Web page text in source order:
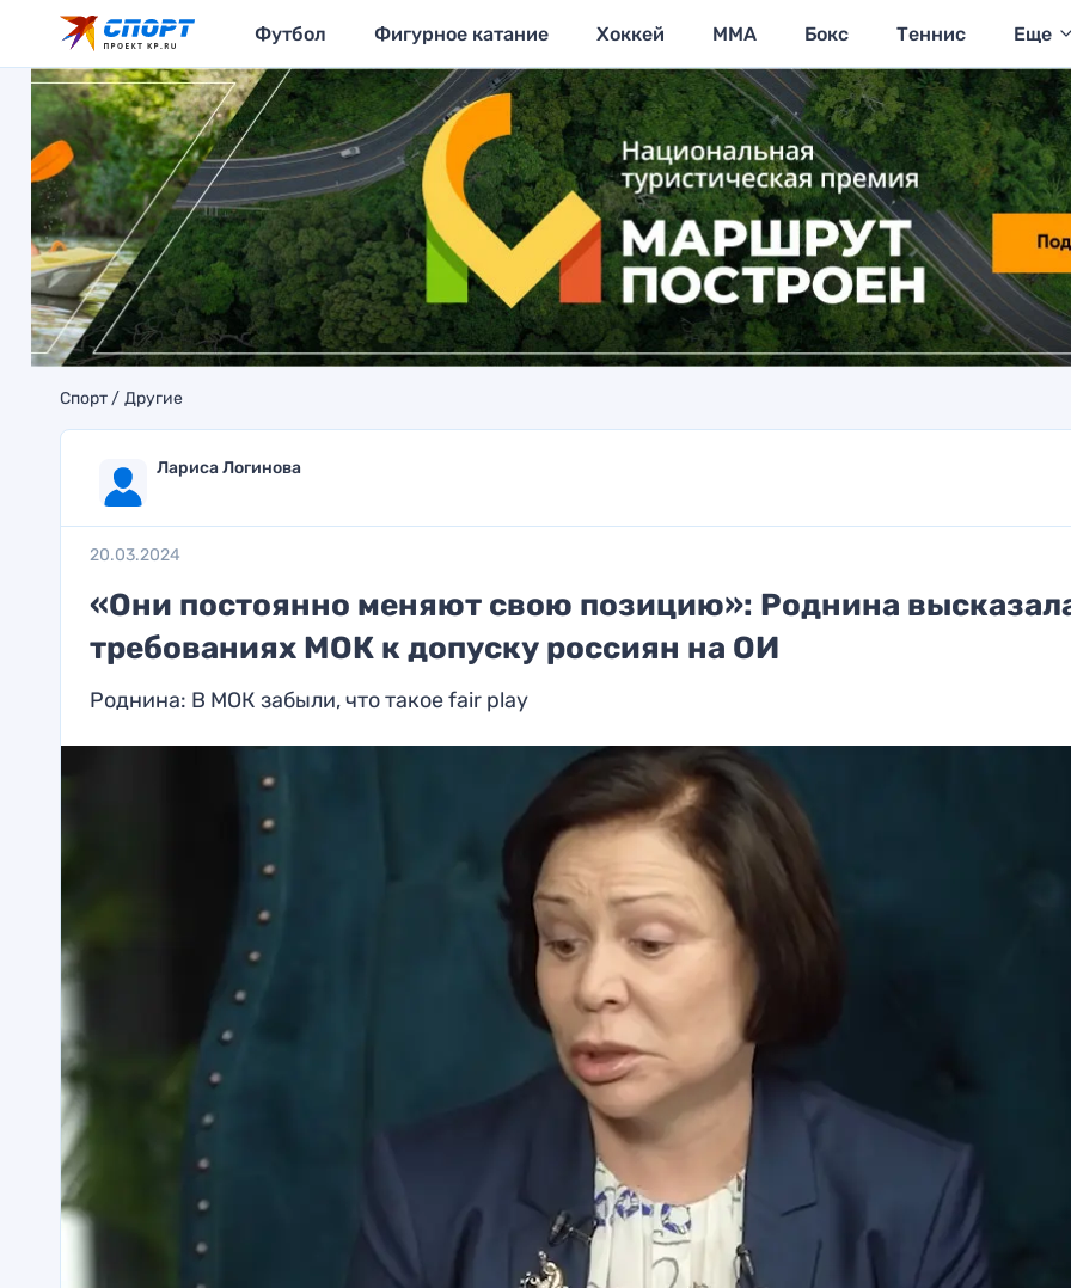
Футбол Фигурное катание Хоккей MMA Бокс Теннис Еще
Спорт Другие
Лариса Логинова
20.03.2024
«Они постоянно меняют свою позицию»: Роднина
требованиях МОК к допуску россиян на ОИ
Роднина: В МОК забыли, что такое fair play